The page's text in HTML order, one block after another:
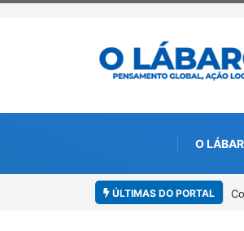
O
ÚLTIMAS DO PORTAL